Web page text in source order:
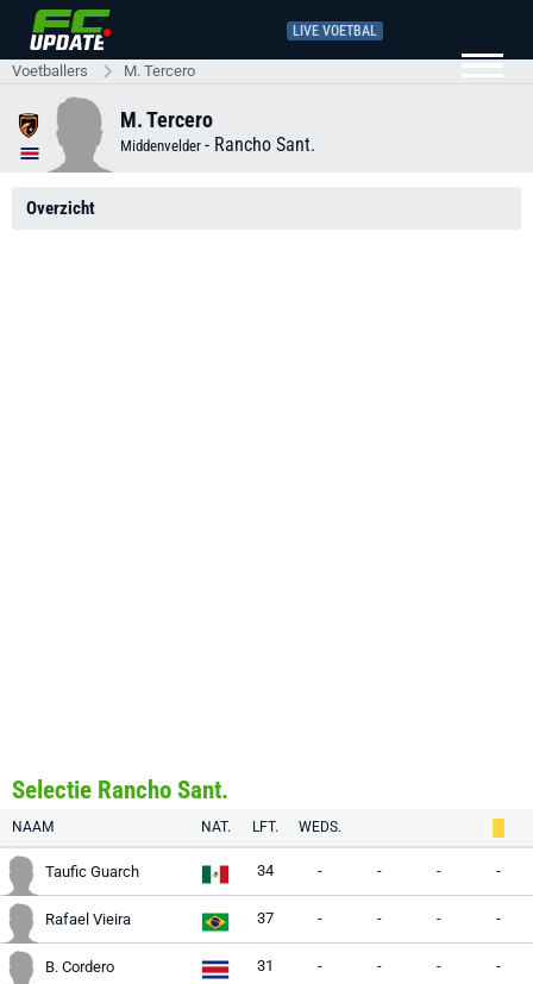
LIVE VOETBAL
Voetballers M. Tercero
M. Tercero
Middenvelder - Rancho Sant.
Overzicht
Selectie Rancho Sant.
NAAM NAT. LFT. WEDS.
Taufic Guarch 34 - - - -
Rafael Vieira 37 - - - -
B. Cordero 31 - - - -